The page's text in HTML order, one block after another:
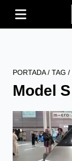
PORTADA/ TAG /
Model S